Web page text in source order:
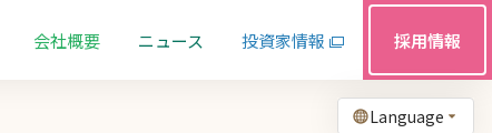
Language
会社概要 ニュース 投資家情報 採用情報